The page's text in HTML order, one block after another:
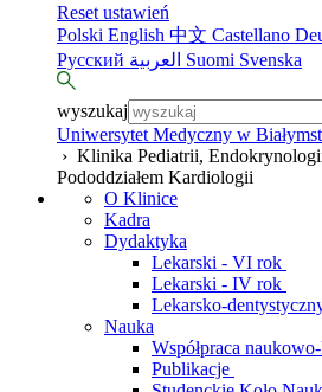
Reset ustawień
Polski English 中文 Castellano
Русский
Suomi Svenska
wyszukaj
Uniwersytet Medyczny w
› Klinika Pediatrii,
Pododdziałem Kardiologii
O Klinice
Kadra
Dydaktyka
Lekarski - VI rok
Lekarski - IV rok
Lekarsko-
Nauka
Współpraca
Publikacje